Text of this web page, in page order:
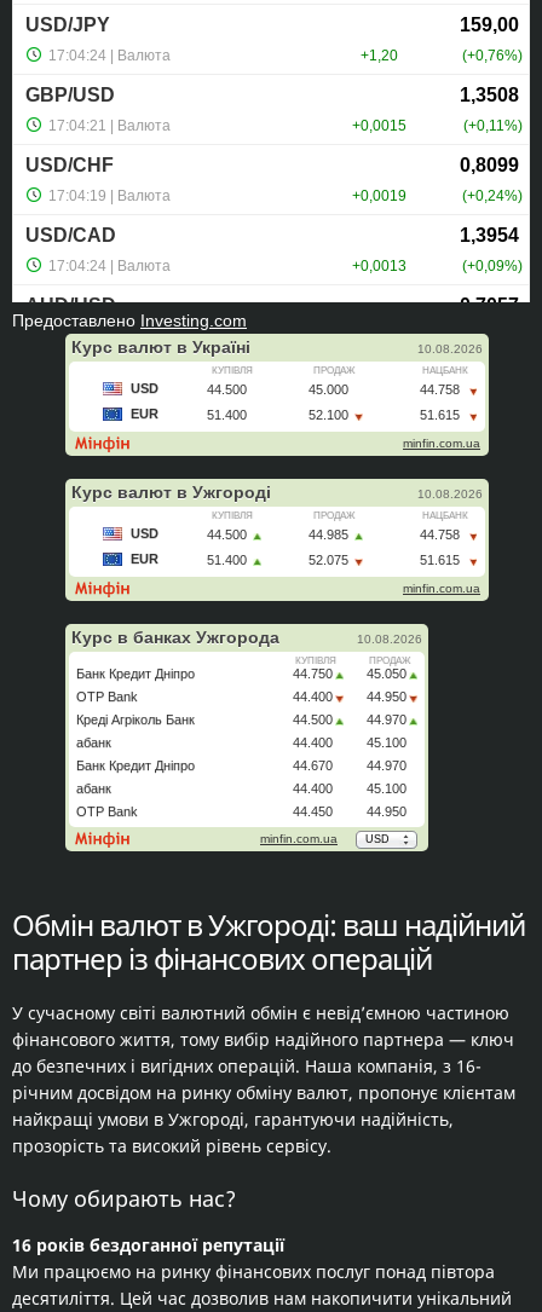
Предоставлено Investing.com
Обмін валют в Ужгороді: ваш надійний
партнер із фінансових операцій
У сучасному світі валютний обмін є невід’ємною частиною
фінансового життя, тому вибір надійного партнера — ключ
до безпечних і вигідних операцій. Наша компанія, з 16-
річним досвідом на ринку обміну валют, пропонує клієнтам
найкращі умови в Ужгороді, гарантуючи надійність,
прозорість та високий рівень сервісу.
Чому обирають нас?
16 років бездоганної репутації
Ми працюємо на ринку фінансових послуг понад півтора
десятиліття. Цей час дозволив нам накопичити унікальний